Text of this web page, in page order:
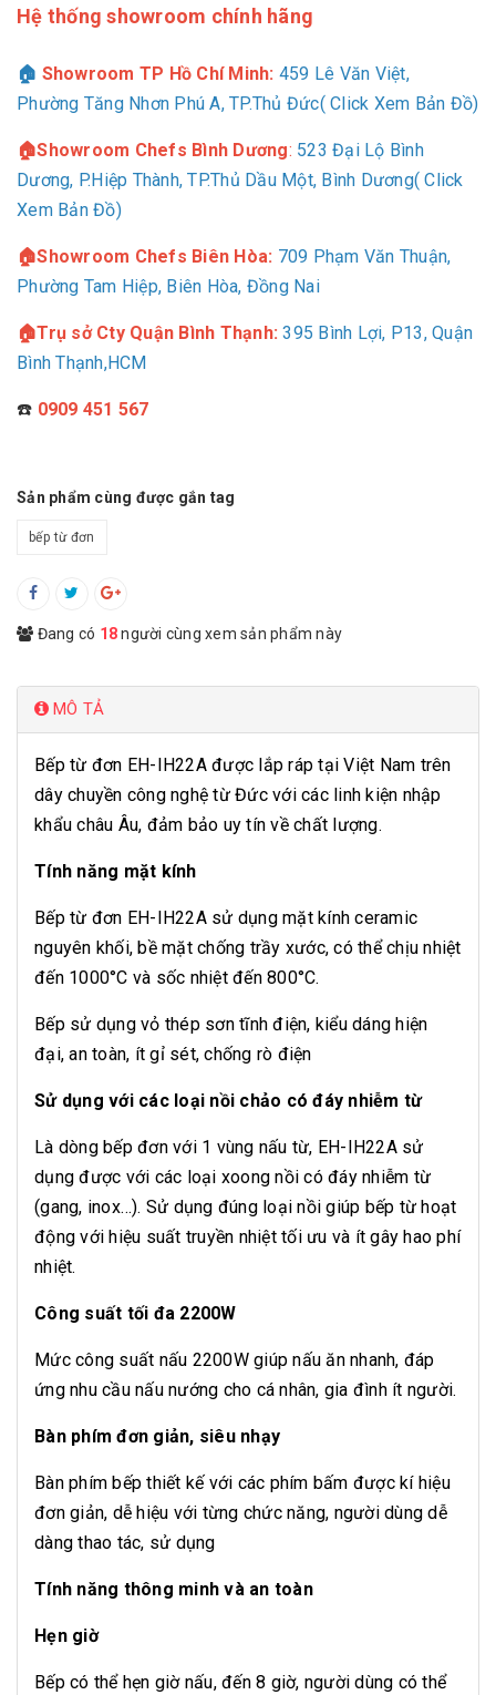
Hệ thống showroom chính hãng
🏠 Showroom TP Hồ Chí Minh: 459 Lê Văn Việt,
Phường Tăng Nhơn Phú A, TP.Thủ Đức( Click Xem Bản Đồ)
🏠Showroom Chefs Bình Dương: 523 Đại Lộ Bình
Dương, P.Hiệp Thành, TP.Thủ Dầu Một, Bình Dương( Click
Xem Bản Đồ)
🏠Showroom Chefs Biên Hòa: 709 Phạm Văn Thuận,
Phường Tam Hiệp, Biên Hòa, Đồng Nai
🏠Trụ sở Cty Quận Bình Thạnh:395 Bình Lợi, P13, Quận
Bình Thạnh,HCM
☎️ 0909 451 567
Sản phẩm cùng được gắn tag
bếp từ đơn
Đang có 18người cùng xem sản phẩm này
MÔ TẢ
Bếp từ đơn EH-IH22A được lắp ráp tại Việt Nam trên
dây chuyền công nghệ từ Đức với các linh kiện nhập
khẩu châu Âu, đảm bảo uy tín về chất lượng.
Tính năng mặt kính
Bếp từ đơn EH-IH22A sử dụng mặt kính ceramic
nguyên khối, bề mặt chống trầy xước, có thể chịu nhiệt
đến 1000°C và sốc nhiệt đến 800°C.
Bếp sử dụng vỏ thép sơn tĩnh điện, kiểu dáng hiện
đại, an toàn, ít gỉ sét, chống rò điện
Sử dụng với các loại nồi chảo có đáy nhiễm từ
Là dòng bếp đơn với 1 vùng nấu từ, EH-IH22A sử
dụng được với các loại xoong nồi có đáy nhiễm từ
(gang, inox…). Sử dụng đúng loại nồi giúp bếp từ hoạt
động với hiệu suất truyền nhiệt tối ưu và ít gây hao phí
nhiệt.
Công suất tối đa 2200W
Mức công suất nấu 2200W giúp nấu ăn nhanh, đáp
ứng nhu cầu nấu nướng cho cá nhân, gia đình ít người.
Bàn phím đơn giản, siêu nhạy
Bàn phím bếp thiết kế với các phím bấm được kí hiệu
đơn giản, dễ hiệu với từng chức năng, người dùng dễ
dàng thao tác, sử dụng
Tính năng thông minh và an toàn
Hẹn giờ
Bếp có thể hẹn giờ nấu, đến 8 giờ, người dùng có thể